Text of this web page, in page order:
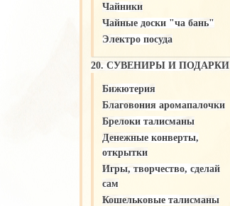
Чайники
Чайные доски "ча бань"
Электро посуда
20. СУВЕНИРЫ И ПОДАРКИ
Бижютерия
Благовония аромапалочки
Брелоки талисманы
Денежные конверты,
открытки
Игры, творчество, сделай
сам
Кошельковые талисманы